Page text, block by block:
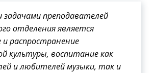
преподавателей
отделения является
и распространение
культуры, воспитание как
и любителей музыки, так и